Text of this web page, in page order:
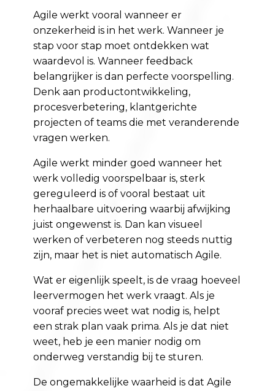
Agile werkt vooral wanneer er
onzekerheid is in het werk. Wanneer je
stap voor stap moet ontdekken wat
waardevol is. Wanneer feedback
belangrijker is dan perfecte voorspelling.
Denk aan productontwikkeling,
procesverbetering, klantgerichte
projecten of teams die met veranderende
vragen werken.
Agile werkt minder goed wanneer het
werk volledig voorspelbaar is, sterk
gereguleerd is of vooral bestaat uit
herhaalbare uitvoering waarbij afwijking
juist ongewenst is. Dan kan visueel
werken of verbeteren nog steeds nuttig
zijn, maar het is niet automatisch Agile.
Wat er eigenlijk speelt, is de vraag hoeveel
leervermogen het werk vraagt. Als je
vooraf precies weet wat nodig is, helpt
een strak plan vaak prima. Als je dat niet
weet, heb je een manier nodig om
onderweg verstandig bij te sturen.
De ongemakkelijke waarheid is dat Agile